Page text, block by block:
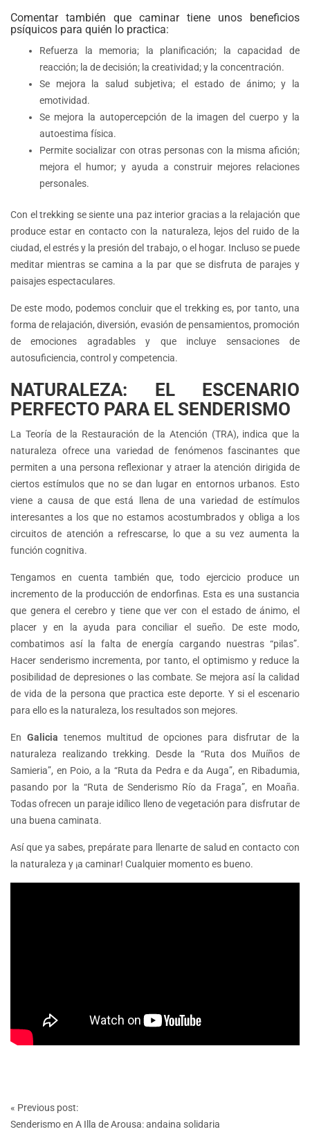
Comentar también que caminar tiene unos beneficios
psíquicos para quién lo practica:
Refuerza la memoria; la planificación; la capacidad de
reacción; la de decisión; la creatividad; y la concentración.
Se mejora la salud subjetiva; el estado de ánimo; y la
emotividad.
Se mejora la autopercepción de la imagen del cuerpo y la
autoestima física.
Permite socializar con otras personas con la misma afición;
mejora el humor; y ayuda a construir mejores relaciones
personales.
Con el trekking se siente una paz interior gracias a la relajación que
produce estar en contacto con la naturaleza, lejos del ruido de la
ciudad, el estrés y la presión del trabajo, o el hogar. Incluso se puede
meditar mientras se camina a la par que se disfruta de parajes y
paisajes espectaculares.
De este modo, podemos concluir que el trekking es, por tanto, una
forma de relajación, diversión, evasión de pensamientos, promoción
de emociones agradables y que incluye sensaciones de
autosuficiencia, control y competencia.
NATURALEZA: EL ESCENARIO
PERFECTO PARA EL SENDERISMO
La Teoría de la Restauración de la Atención (TRA), indica que la
naturaleza ofrece una variedad de fenómenos fascinantes que
permiten a una persona reflexionar y atraer la atención dirigida de
ciertos estímulos que no se dan lugar en entornos urbanos. Esto
viene a causa de que está llena de una variedad de estímulos
interesantes a los que no estamos acostumbrados y obliga a los
circuitos de atención a refrescarse, lo que a su vez aumenta la
función cognitiva.
Tengamos en cuenta también que, todo ejercicio produce un
incremento de la producción de endorfinas. Esta es una sustancia
que genera el cerebro y tiene que ver con el estado de ánimo, el
placer y en la ayuda para conciliar el sueño. De este modo,
combatimos así la falta de energía cargando nuestras “pilas”.
Hacer senderismo incrementa, por tanto, el optimismo y reduce la
posibilidad de depresiones o las combate. Se mejora así la calidad
de vida de la persona que practica este deporte. Y si el escenario
para ello es la naturaleza, los resultados son mejores.
En Galicia tenemos multitud de opciones para disfrutar de la
naturaleza realizando trekking. Desde la “Ruta dos Muíños de
Samieria”, en Poio, a la “Ruta da Pedra e da Auga”, en Ribadumia,
pasando por la “Ruta de Senderismo Río da Fraga”, en Moaña.
Todas ofrecen un paraje idílico lleno de vegetación para disfrutar de
una buena caminata.
Así que ya sabes, prepárate para llenarte de salud en contacto con
la naturaleza y ¡a caminar! Cualquier momento es bueno.
Post
navigation
« Previous post:
Senderismo en A Illa de Arousa: andaina solidaria